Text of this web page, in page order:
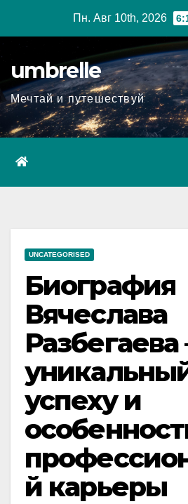
Пн. Авг 10th, 2026
umbrelle
Мечтай и путешествуй
UNCATEGORISED
Биография
Вячеслава
успеху и
й карьеры